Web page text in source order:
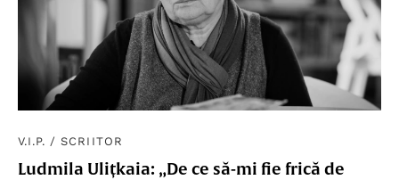
V.I.P. /SCRIITOR
Ludmila Ulițkaia: „De ce să-mi fie frică de